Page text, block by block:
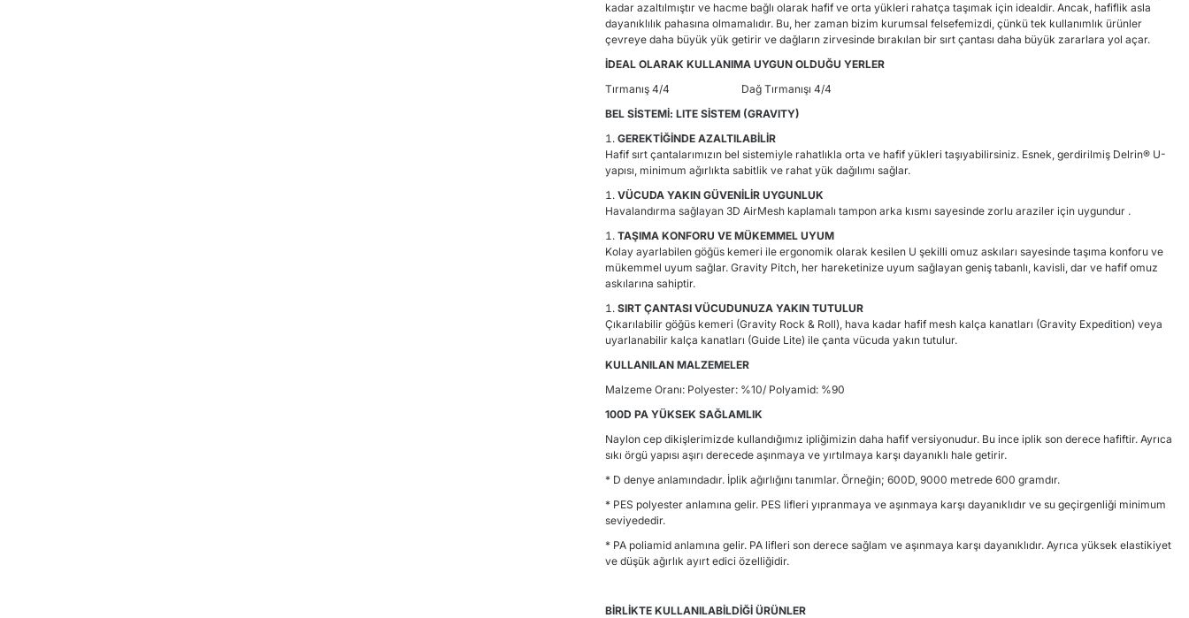
kadar azaltılmıştır ve hacme bağlı olarak hafif ve orta yükleri rahatça taşımak için idealdir. Ancak, hafiflik asla
dayanıklılık pahasına olmamalıdır. Bu, her zaman bizim kurumsal felsefemizdi, çünkü tek kullanımlık ürünler
çevreye daha büyük yük getirir ve dağların zirvesinde bırakılan bir sırt çantası daha büyük zararlara yol açar.
İDEAL OLARAK KULLANIMA UYGUN OLDUĞU YERLER
Tırmanış 4/4 Dağ Tırmanışı 4/4
BEL SİSTEMİ: LITE SİSTEM (GRAVITY)
GEREKTİĞİNDE AZALTILABİLİR
Hafif sırt çantalarımızın bel sistemiyle rahatlıkla orta ve hafif yükleri taşıyabilirsiniz. Esnek, gerdirilmiş Delrin® U-
yapısı, minimum ağırlıkta sabitlik ve rahat yük dağılımı sağlar.
VÜCUDA YAKIN GÜVENİLİR UYGUNLUK
Havalandırma sağlayan 3D AirMesh kaplamalı tampon arka kısmı sayesinde zorlu araziler için uygundur .
TAŞIMA KONFORU VE MÜKEMMEL UYUM
Kolay ayarlabilen göğüs kemeri ile ergonomik olarak kesilen U şekilli omuz askıları sayesinde taşıma konforu ve
mükemmel uyum sağlar. Gravity Pitch, her hareketinize uyum sağlayan geniş tabanlı, kavisli, dar ve hafif omuz
askılarına sahiptir.
SIRT ÇANTASI VÜCUDUNUZA YAKIN TUTULUR
Çıkarılabilir göğüs kemeri (Gravity Rock & Roll), hava kadar hafif mesh kalça kanatları (Gravity Expedition) veya
uyarlanabilir kalça kanatları (Guide Lite) ile çanta vücuda yakın tutulur.
KULLANILAN MALZEMELER
Malzeme Oranı: Polyester: %10/ Polyamid: %90
100D PA YÜKSEK SAĞLAMLIK
Naylon cep dikişlerimizde kullandığımız ipliğimizin daha hafif versiyonudur. Bu ince iplik son derece hafiftir. Ayrıca
sıkı örgü yapısı aşırı derecede aşınmaya ve yırtılmaya karşı dayanıklı hale getirir.
* D denye anlamındadır. İplik ağırlığını tanımlar. Örneğin; 600D, 9000 metrede 600 gramdır.
* PES polyester anlamına gelir. PES lifleri yıpranmaya ve aşınmaya karşı dayanıklıdır ve su geçirgenliği minimum
seviyededir.
* PA poliamid anlamına gelir. PA lifleri son derece sağlam ve aşınmaya karşı dayanıklıdır. Ayrıca yüksek elastikiyet
ve düşük ağırlık ayırt edici özelliğidir.
BİRLİKTE KULLANILABİLDİĞİ ÜRÜNLER